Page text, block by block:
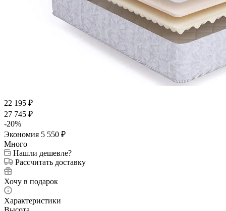
22 195 ₽
27 745 ₽
-20%
Экономия 5 550 ₽
Много
Нашли дешевле?
Рассчитать доставку
Хочу в подарок
Характеристики